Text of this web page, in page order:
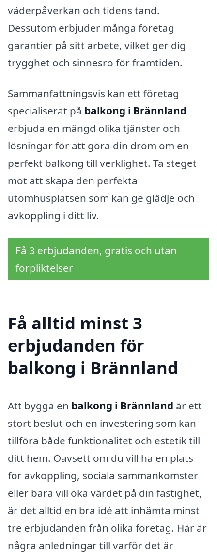
väderpåverkan och tidens tand.
Dessutom erbjuder många företag
garantier på sitt arbete, vilket ger dig
trygghet och sinnesro för framtiden.
Sammanfattningsvis kan ett företag
specialiserat på balkong i Brännland
erbjuda en mängd olika tjänster och
lösningar för att göra din dröm om en
perfekt balkong till verklighet. Ta steget
mot att skapa den perfekta
utomhusplatsen som kan ge glädje och
avkoppling i ditt liv.
Få 3 erbjudanden, gratis och utan
förpliktelser
Få alltid minst 3
erbjudanden för
balkong i Brännland
Att bygga en balkong i Brännland är ett
stort beslut och en investering som kan
tillföra både funktionalitet och estetik till
ditt hem. Oavsett om du vill ha en plats
för avkoppling, sociala sammankomster
eller bara vill öka värdet på din fastighet,
är det alltid en bra idé att inhämta minst
tre erbjudanden från olika företag. Här är
några anledningar till varför det är